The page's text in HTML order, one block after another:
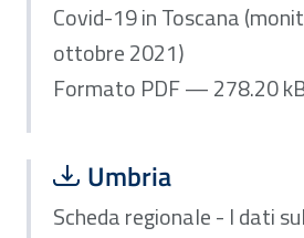
Covid-19 in Toscana
ottobre 2021)
Formato PDF — 278.20
Scarica file:
Umbria
Formato PDF —
Scheda regionale - I dati